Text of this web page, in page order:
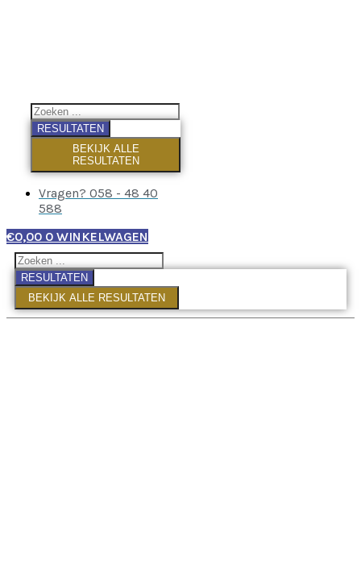
RESULTATEN
BEKIJK ALLE
RESULTATEN
Vragen? 058 - 48 40
588
€0,00 0 WINKELWAGEN
RESULTATEN
BEKIJK ALLE RESULTATEN